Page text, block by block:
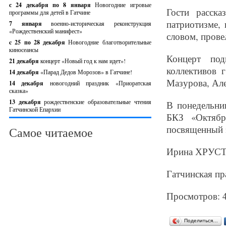
с 24 декабря по 8 январяНовогодние игровые
программы для детей в Гатчине
7 январявоенно-историческая реконструкция
«Рождественский манифест»
c 25 по 28 декабряНовогодние благотворительные
киносеансы
21 декабря концерт «Новый год к нам идет»!
14 декабря «Парад Дедов Морозов» в Гатчине!
14 декабря новогодний праздник «Приоратская
сказка»
13 декабрярождественские образовательные чтения
Гатчинской Епархии
Самое читаемое
Гости
словом,
Концерт
Мазурова,
В
БКЗ
посвященный
Ирина
Гатчинская
Просмотров:
Поделиться…